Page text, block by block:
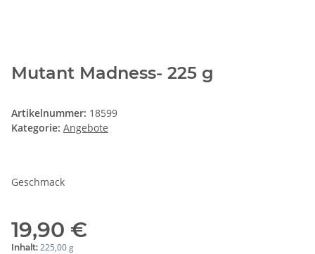
Mutant Madness- 225 g
Artikelnummer: 18599
Kategorie: Angebote
Geschmack
19,90 €
Inhalt: 225,00 g